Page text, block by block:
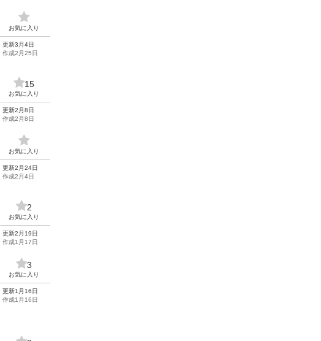
お気に入り
更新3月4日
作成2月25日
15
お気に入り
更新2月8日
作成2月8日
お気に入り
更新2月24日
作成2月4日
2
お気に入り
更新2月19日
作成1月17日
3
お気に入り
更新1月16日
作成1月16日